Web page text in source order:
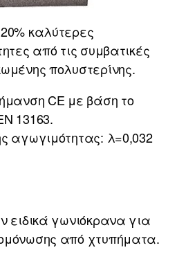
καλύτερες
από τις συμβατικές
πολυστερίνης.
CE με βάση το
13163.
αγωγιμότητας: λ=0,032
ειδικά γωνιόκρανα για
από χτυπήματα.